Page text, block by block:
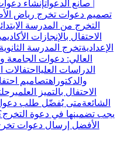
| صانع الدعواتإنشاء
تصميم دعوات تخرج رياض
التخرج من المدرسة
الاحتفال بالإنجازات
الإعداديةتخرج المدرسة
العالي: دعوات الجامعة
الدراسات العليا
والدكتوراهتصاميم
الاحتفال بالتميز العلمي
الشائعةمتى يُفضّل طلب
يجب تضمينها في دعوة
الأفضل إرسال دعوات